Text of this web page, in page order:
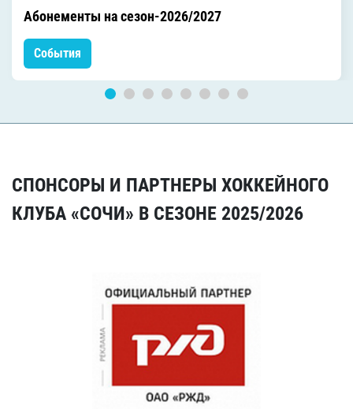
Абонементы на сезон-2026/2027
События
СПОНСОРЫ И ПАРТНЕРЫ ХОККЕЙНОГО
КЛУБА «СОЧИ» В СЕЗОНЕ 2025/2026